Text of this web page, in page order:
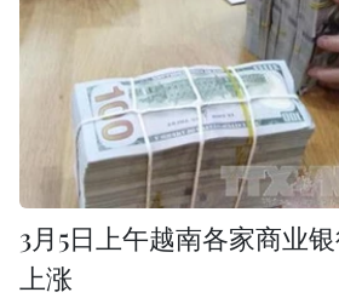
3月5日上午越南各家商业
上涨